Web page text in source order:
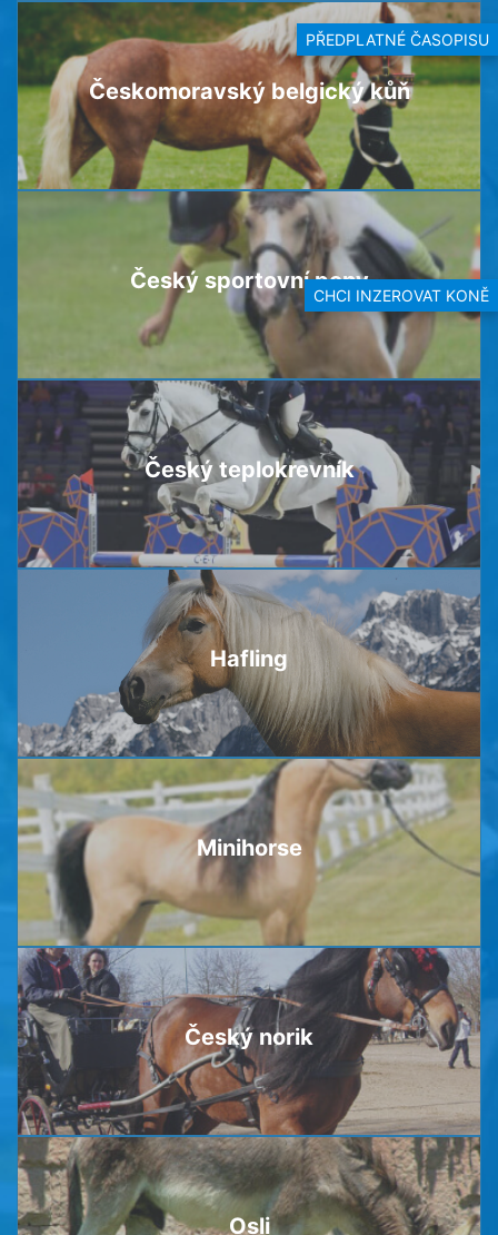
PŘEDPLATNÉ ČASOPISU
CHCI INZEROVAT KONĚ
Českomoravský belgický kůň
Český sportovní pony
Český teplokrevník
Hafling
Minihorse
Český norik
Osli